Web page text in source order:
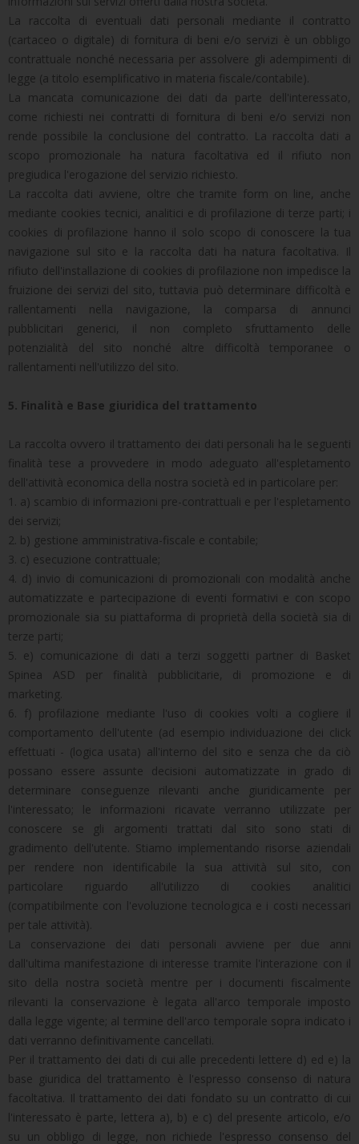
La raccolta di eventuali dati personali mediante il contratto
(cartaceo o digitale) di fornitura di beni e/o servizi è un obbligo
contrattuale nonché necessaria per assolvere gli adempimenti di
legge (a titolo esemplificativo in materia fiscale/contabile).
La mancata comunicazione dei dati da parte dell'interessato,
come richiesti nei contratti di fornitura di beni e/o servizi non
rende possibile la conclusione del contratto. La raccolta dati a
scopo promozionale ha natura facoltativa ed il rifiuto non
pregiudica l'erogazione del servizio richiesto.
La raccolta dati avviene, oltre che tramite form on line, anche
mediante cookies tecnici, analitici e di profilazione di terze parti; i
cookies di profilazione hanno il solo scopo di conoscere la tua
navigazione sul sito e la raccolta dati ha natura facoltativa. Il
rifiuto dell'installazione di cookies di profilazione non impedisce la
fruizione dei servizi del sito, tuttavia può determinare difficoltà e
rallentamenti nella navigazione, la comparsa di annunci
pubblicitari generici, il non completo sfruttamento delle
potenzialità del sito nonché altre difficoltà temporanee o
rallentamenti nell'utilizzo del sito.
5. Finalità e Base giuridica del trattamento
La raccolta ovvero il trattamento dei dati personali ha le seguenti
finalità tese a provvedere in modo adeguato all'espletamento
dell'attività economica della nostra società ed in particolare per:
1. a) scambio di informazioni pre-contrattuali e per l'espletamento
dei servizi;
2. b) gestione amministrativa-fiscale e contabile;
3. c) esecuzione contrattuale;
4. d) invio di comunicazioni di promozionali con modalità anche
automatizzate e partecipazione di eventi formativi e con scopo
promozionale sia su piattaforma di proprietà della società sia di
terze parti;
5. e) comunicazione di dati a terzi soggetti partner di Basket
Spinea ASD per finalità pubblicitarie, di promozione e di
marketing.
6. f) profilazione mediante l'uso di cookies volti a cogliere il
comportamento dell'utente (ad esempio individuazione dei click
effettuati - (logica usata) all'interno del sito e senza che da ciò
possano essere assunte decisioni automatizzate in grado di
determinare conseguenze rilevanti anche giuridicamente per
l'interessato; le informazioni ricavate verranno utilizzate per
conoscere se gli argomenti trattati dal sito sono stati di
gradimento dell'utente. Stiamo implementando risorse aziendali
per rendere non identificabile la sua attività sul sito, con
particolare riguardo all'utilizzo di cookies analitici
(compatibilmente con l'evoluzione tecnologica e i costi necessari
per tale attività).
La conservazione dei dati personali avviene per due anni
dall'ultima manifestazione di interesse tramite l'interazione con il
sito della nostra società mentre per i documenti fiscalmente
rilevanti la conservazione è legata all'arco temporale imposto
dalla legge vigente; al termine dell'arco temporale sopra indicato i
dati verranno definitivamente cancellati.
Per il trattamento dei dati di cui alle precedenti lettere d) ed e) la
base giuridica del trattamento è l'espresso consenso di natura
facoltativa. Il trattamento dei dati fondato su un contratto di cui
l'interessato è parte, lettera a), b) e c) del presente articolo, e/o
su un obbligo di legge, non richiede l'espresso consenso del